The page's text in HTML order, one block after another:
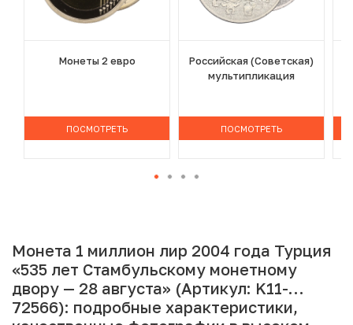
Монеты 2 евро
ПОСМОТРЕТЬ
Российская (Советская)
мультипликация
ПОСМОТРЕТЬ
Монета 1 миллион лир 2004 года Турция
«535 лет Стамбульскому монетному
двору — 28 августа» (Артикул: K11-
72566): подробные характеристики,